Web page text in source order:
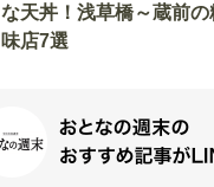
な天丼！浅草橋～蔵前の
味店7選